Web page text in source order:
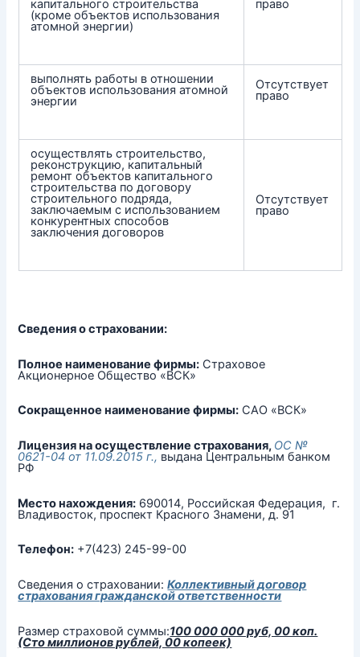
капитального строительства
(кроме объектов использования
атомной энергии)
право
выполнять работы в отношении
объектов использования атомной
энергии
Отсутствует
право
осуществлять строительство,
реконструкцию, капитальный
ремонт объектов капитального
строительства по договору
строительного подряда,
заключаемым с использованием
конкурентных способов
заключения договоров
Отсутствует
право
Сведения о страховании:
Полное наименование фирмы: Страховое
Акционерное Общество «ВСК»
Сокращенное наименование фирмы: САО «ВСК»
Лицензия на осуществление страхования, ОС №
0621-04 от 11.09.2015 г., выдана Центральным банком
РФ
Место нахождения: 690014, Российская Федерация, г.
Владивосток, проспект Красного Знамени, д. 91
Телефон: +7(423) 245-99-00
Сведения о страховании:Коллективный договор
страхования гражданской ответственности
Размер страховой суммы:100 000 000 руб, 00 коп.
(Сто миллионов рублей, 00 копеек)